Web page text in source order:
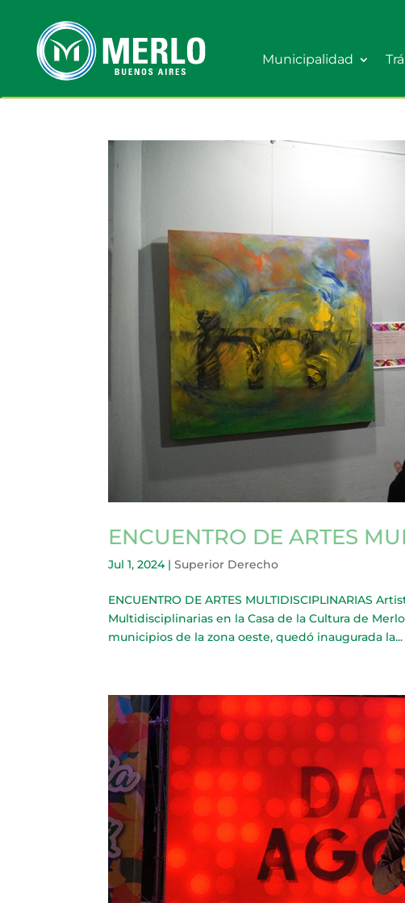
Municipalidad
ENCUENTRO DE ARTES
Jul 1, 2024|Superior Derecho
ENCUENTRO DE ARTES MULTIDISCIPLINARIAS
Multidisciplinarias en la Casa de la Cultura de
municipios de la zona oeste, quedó inaugurada la...